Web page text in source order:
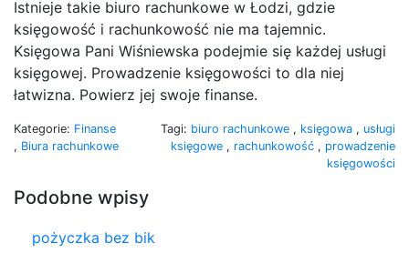
Istnieje takie biuro rachunkowe w Łodzi, gdzie
księgowość i rachunkowość nie ma tajemnic.
Księgowa Pani Wiśniewska podejmie się każdej usługi
księgowej. Prowadzenie księgowości to dla niej
łatwizna. Powierz jej swoje finanse.
Kategorie: Finanse
, Biura rachunkowe
Tagi: biuro rachunkowe , księgowa , usługi
księgowe , rachunkowość , prowadzenie
księgowości
Podobne wpisy
pożyczka bez bik